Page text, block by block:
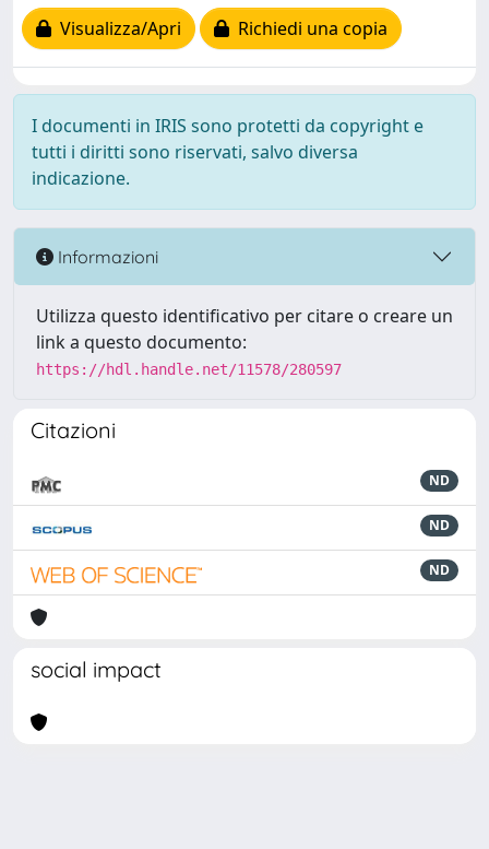
Visualizza/Apri
Richiedi una copia
I documenti in IRIS sono protetti da copyright e
tutti i diritti sono riservati, salvo diversa
indicazione.
Informazioni
Utilizza questo identificativo per citare o creare un
link a questo documento:
https://hdl.handle.net/11578/280597
Citazioni
ND
ND
ND
social impact